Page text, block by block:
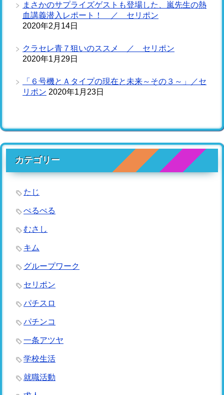
まさかのサプライズゲストも登場した、嵐先生の熱
血講義潜入レポート！ ／ セリポン
2020年2月14日
クラセレ青７狙いのススメ ／ セリポン
2020年1月29日
「６号機とＡタイプの現在と未来～その３～」／セ
リポン 2020年1月23日
カテゴリー
たじ
ぺるぺる
むさし
キム
グループワーク
セリポン
パチスロ
パチンコ
一条アツヤ
学校生活
就職活動